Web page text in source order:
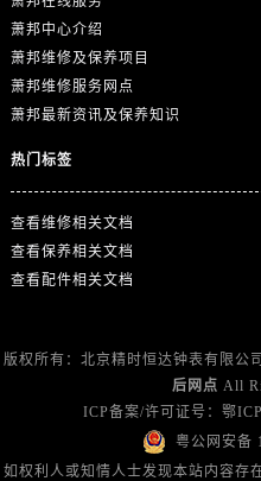
萧邦中心介绍
萧邦维修及保养项目
萧邦维修服务网点
萧邦最新资讯及保养知识
热门标签
查看维修相关文档
查看保养相关文档
查看配件相关文档
版权所有：北京精时恒达钟表有限公
后网点 All
ICP备案/许可证号： 鄂
粤公网安备
如权利人或知情人士发现本站内容存